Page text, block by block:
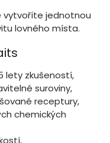
vytvoříte jednotnou
lovného místa.
lety zkušeností,
suroviny,
receptury,
chemických